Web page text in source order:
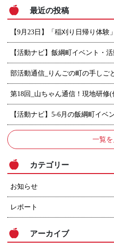
最近の投稿
【9月23日】「稲刈り日帰り体験
【活動ナビ】飯綱町イベント・活
部活動通信_りんごの町の手しご
第18回_山ちゃん通信！現地研修(
【活動ナビ】5-6月の飯綱町イベ
一覧
カテゴリー
お知らせ
レポート
アーカイブ